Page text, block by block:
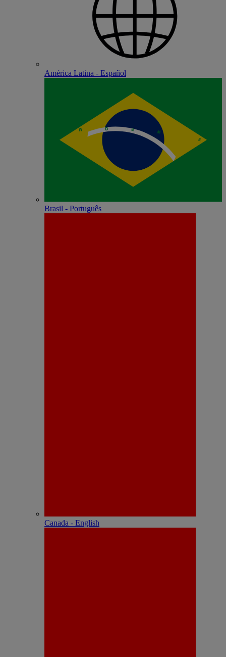
América Latina - Español
Brasil - Português
Canada - English